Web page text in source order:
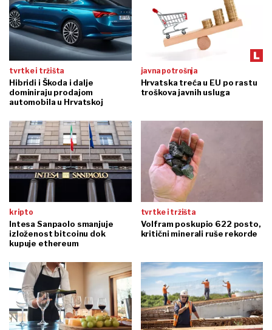
tvrtke i tržišta
Hibridi i Škoda i dalje
dominiraju prodajom
automobila u Hrvatskoj
javna potrošnja
Hrvatska treća u EU po rastu
troškova javnih usluga
kripto
Intesa Sanpaolo smanjuje
izloženost bitcoinu dok
kupuje ethereum
tvrtke i tržišta
Volfram poskupio 622 posto,
kritični minerali ruše rekorde